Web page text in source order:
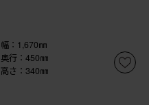
幅：1,670㎜
奥行：450㎜
高さ：340㎜